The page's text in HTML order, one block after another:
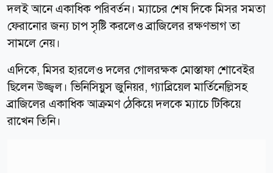
দলই আনে একাধিক পরিবর্তন। ম্যাচের শেষ দিকে মিসর সমতা
ফেরানোর জন্য চাপ সৃষ্টি করলেও ব্রাজিলের রক্ষণভাগ তা
সামলে নেয়।
এদিকে, মিসর হারলেও দলের গোলরক্ষক মোস্তাফা শোবেইর
ছিলেন উজ্জ্বল। ভিনিসিয়ুস জুনিয়র, গ্যাব্রিয়েল মার্তিনেল্লিসহ
ব্রাজিলের একাধিক আক্রমণ ঠেকিয়ে দলকে ম্যাচে টিকিয়ে
রাখেন তিনি।